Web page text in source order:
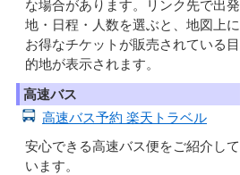
な場合があります。リンク先で出発
地・日程・人数を選ぶと、地図上に
お得なチケットが販売されている目
的地が表示されます。
高速バス
高速バス予約 楽天トラベル
安心できる高速バス便をご紹介して
います。